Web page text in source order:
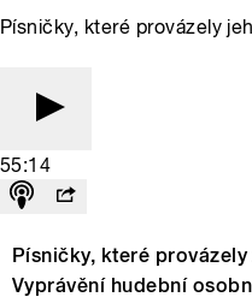
Písničky, které provázely
55:14
Písničky, které
Vyprávění hudební